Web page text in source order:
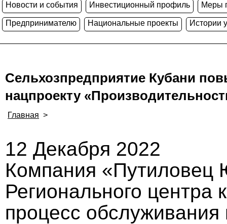
Новости и события Инвестиционный профиль Меры
Предпринимателю Национальные проекты Истории
Сельхозпредприятие Кубани
нацпроекту
Главная >
12 Декабря 2022
Компания «Путиловец
Регионального центра
процесс обслуживания